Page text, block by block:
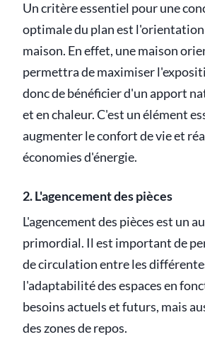
Un critère essentiel pour une
optimale du plan est
maison. En effet, une maison
permettra de maximiser
donc de bénéficier d'un apport
et en chaleur. C'est un élément
augmenter le confort de vie et
économies d'énergie.
2. L'agencement des pièces
L'agencement des pièces est un
primordial. Il est important de
de circulation entre les
l'adaptabilité des espaces en
besoins actuels et futurs, mais
des zones de repos.